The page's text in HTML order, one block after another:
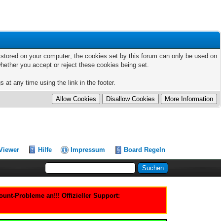
on your computer; the cookies set by this forum can only be used on
you accept or reject these cookies being set.
at any time using the link in the footer.
Hilfe Impressum Board Regeln
Probleme an!!! Offizieller Support: